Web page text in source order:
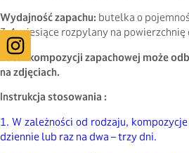
Wydajność zapachu: butelka o
3-4 miesiące rozpylany na powierzchnię
Kolor kompozycji zapachowej może
na zdjęciach.
Instrukcja stosowania :
1. W zależności od rodzaju,
dziennie lub raz na dwa – trzy dni.